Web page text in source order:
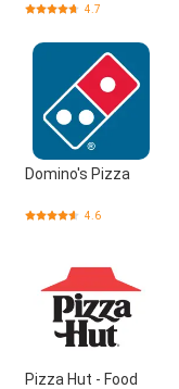
4.7
Domino's Pizza
4.6
Pizza Hut - Food